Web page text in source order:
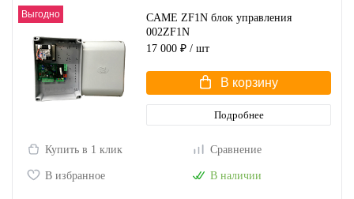
Выгодно
CAME ZF1N блок управления
002ZF1N
17 000 ₽ / шт
В корзину
Подробнее
Купить в 1 клик Сравнение
В избранное В наличии